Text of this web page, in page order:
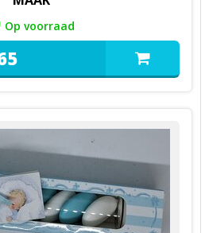
Op voorraad